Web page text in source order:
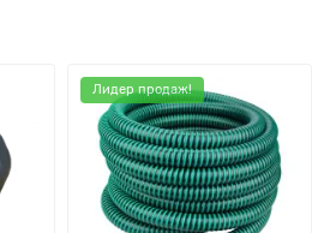
Лидер продаж!